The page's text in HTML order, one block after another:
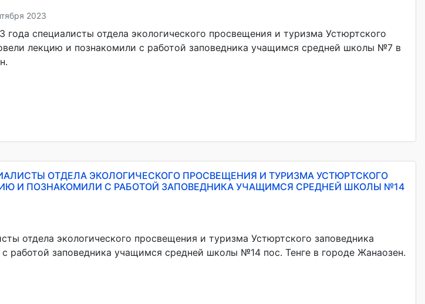
2023
года специалисты отдела экологического просвещения и туризма Устюртского
лекцию и познакомили с работой заповедника учащимся средней школы №7 в
ОТДЕЛА ЭКОЛОГИЧЕСКОГО ПРОСВЕЩЕНИЯ И ТУРИЗМА УСТЮРТСКОГО
И ПОЗНАКОМИЛИ С РАБОТОЙ ЗАПОВЕДНИКА УЧАЩИМСЯ СРЕДНЕЙ ШКОЛЫ №14
отдела экологического просвещения и туризма Устюртского заповедника
работой заповедника учащимся средней школы №14 пос. Тенге в городе Жанаозен.